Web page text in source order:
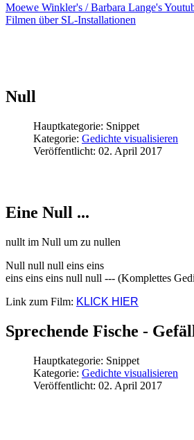
Moewe Winkler's / Barbara Lange's
Filmen über SL-Installationen
Null
Hauptkategorie: Snippet
Kategorie: Gedichte visualisieren
Veröffentlicht: 02. April 2017
Eine Null ...
nullt im Null um zu nullen
Null null null eins eins
eins eins eins null null --- (Komplettes
Link zum Film: KLICK HIER
Sprechende Fische -
Hauptkategorie: Snippet
Kategorie: Gedichte visualisieren
Veröffentlicht: 02. April 2017